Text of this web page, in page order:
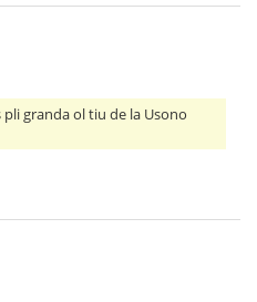
granda ol tiu de la Usono